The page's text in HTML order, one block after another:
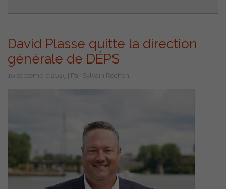
David Plasse quitte la direction
générale de DÉPS
10 septembre 2025 | Par Sylvain Rochon